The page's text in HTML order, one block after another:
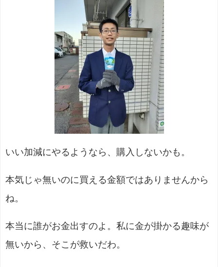
いい加減にやるようなら、購入しないかも。
本気じゃ無いのに買える金額ではありませんから
ね。
本当に誰がお金出すのよ。私に金が掛かる趣味が
無いから、そこが救いだわ。